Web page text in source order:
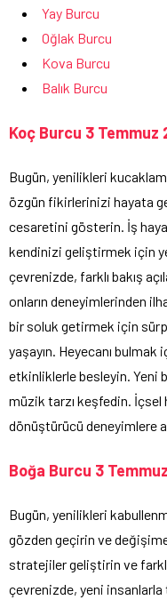
Yay Burcu
Oğlak Burcu
Kova Burcu
Balık Burcu
Koç Burcu 3 Temmuz
Bugün, yenilikleri
özgün fikirlerinizi hayata
cesaretini gösterin. İş
kendinizi geliştirmek için
çevrenizde, farklı bakış
onların deneyimlerinden
bir soluk getirmek için
yaşayın. Heyecanı
etkinliklerle besleyin. Yeni
müzik tarzı keşfedin. İçsel
dönüştürücü deneyimlere
Boğa Burcu 3
Bugün, yenilikleri
gözden geçirin ve
stratejiler geliştirin ve farklı
çevrenizde, yeni insanlarla